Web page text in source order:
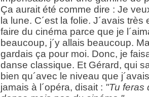
Ça aurait été comme dire : Je
la lune. C´est la folie. J´avais très
faire du cinéma parce que je
beaucoup, j´y allais beaucoup.
gardais ça pour moi. Donc, je
danse classique. Et Gérard, qui
bien qu´avec le niveau que
jamais à l´opéra, disait : "Tu feras